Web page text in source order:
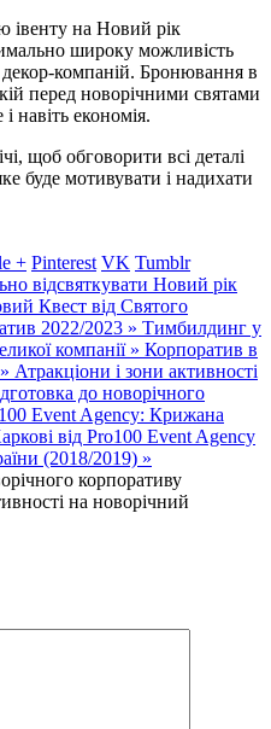
івенту на Новий рік
широку можливість
декор-компаній. Бронювання в
перед новорічними святами
навіть економія.
щоб обговорити всі деталі
буде мотивувати і надихати
+ Pinterest VK Tumblr
відсвяткувати Новий рік
Квест від Святого
2022/2023 » Тимбилдинг у
компанії » Корпоратив в
Атракціони і зони активності
до новорічного
Event Agency: Крижана
від Pro100 Event Agency
(2018/2019) »
корпоративу
на новорічний